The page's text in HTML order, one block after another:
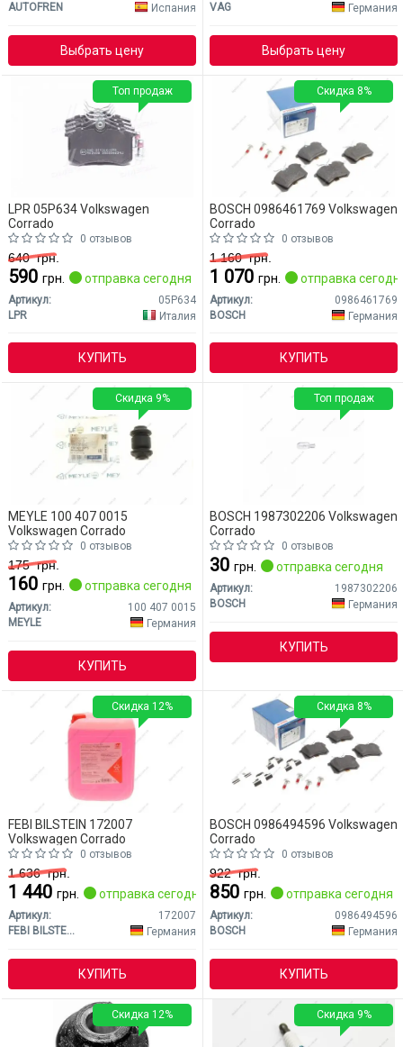
AUTOFREN
Испания
Выбрать цену
VAG
Германия
Выбрать цену
LPR 05P634 Volkswagen
Corrado
0 отзывов
640грн.
590 грн. отправка сегодня
Артикул:
05P634
LPR
Италия
КУПИТЬ
Топ продаж
BOSCH 0986461769 Volkswagen
Corrado
0 отзывов
1 160грн.
1 070 грн. отправка
Артикул:
0986461769
BOSCH
Германия
КУПИТЬ
Скидка 8%
MEYLE 100 407 0015
Volkswagen Corrado
0 отзывов
175грн.
160 грн. отправка сегодня
Артикул:
100 407 0015
MEYLE
Германия
КУПИТЬ
Скидка 9%
BOSCH 1987302206 Volkswagen
Corrado
0 отзывов
30 грн. отправка сегодня
Артикул:
1987302206
BOSCH
Германия
КУПИТЬ
Топ продаж
FEBI BILSTEIN 172007
Volkswagen Corrado
0 отзывов
1 636грн.
1 440 грн. отправка сегодня
Артикул:
172007
FEBI BILSTEIN
Германия
КУПИТЬ
Скидка 12%
BOSCH 0986494596 Volkswagen
Corrado
0 отзывов
922грн.
850 грн. отправка сегодня
Артикул:
0986494596
BOSCH
Германия
КУПИТЬ
Скидка 8%
Скидка 12% Скидка 9%